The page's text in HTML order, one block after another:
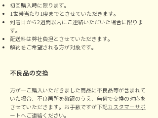
初回購入時に限ります。
1世帯当たり1度までとさせていただきます。
到着日から2週間以内にご連絡いただいた場合に限りま
す。
配送料は弊社負担とさせていただきます。
解約をご希望される方が対象です。
不良品の交換
万が一ご購入いただきました商品に不良品等が含まれて
いた場合、不良箇所を確認のうえ、無償で交換の対応を
させていただきます。お手数ですが下記カスタマーサポ
ートへご連絡ください。